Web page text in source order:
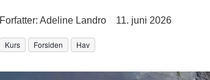
Forfatter: Adeline Landro 11. juni 2026
Kurs Forsiden Hav